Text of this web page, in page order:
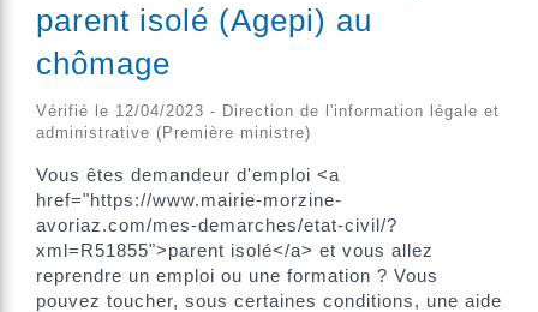
parent isolé (Agepi) au
chômage
Vérifié le 12/04/2023 - Direction de l'information légale et
administrative (Première ministre)
Vous êtes demandeur d'emploi <a
href="https://www.mairie-morzine-
avoriaz.com/mes-demarches/etat-civil/?
xml=R51855">parent isolé</a> et vous allez
reprendre un emploi ou une formation ? Vous
pouvez toucher, sous certaines conditions, une aide